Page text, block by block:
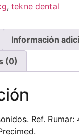
, tekne dental
Información
(0)
Ref. Rumar: